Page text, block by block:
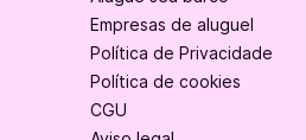
Empresas de aluguel
Política de Privacidade
Política de cookies
CGU